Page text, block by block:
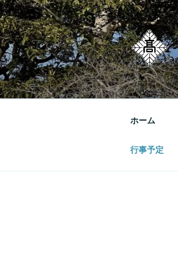
コ
ン
テ
ン
ツ
へ
ス
ホーム
行事予定